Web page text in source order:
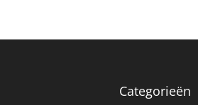
Categorieën